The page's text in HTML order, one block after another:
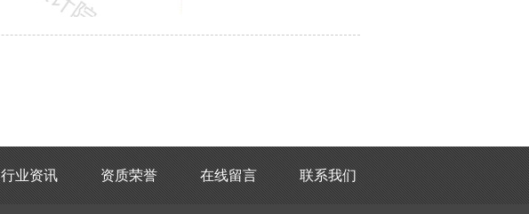
行业资讯 资质荣誉 在线留言 联系我们